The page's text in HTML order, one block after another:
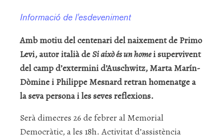
Informació de l'esdeveniment
Amb motiu del centenari del naixement de Primo
Levi, autor italià deSi això és un homei supervivent
del camp d’extermini d’Auschwitz, Marta Marín-
Dòmine i Philippe Mesnard retran homenatge a
la seva persona i les seves reflexions.
Serà dimecres 26 de febrer al Memorial
Democràtic, a les 18h. Activitat d’assistència